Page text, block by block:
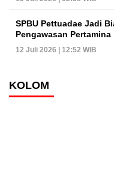
SPBU Pettuadae Jadi
Pengawasan Pertamina
12 Juli 2026 | 12:52 WIB
KOLOM